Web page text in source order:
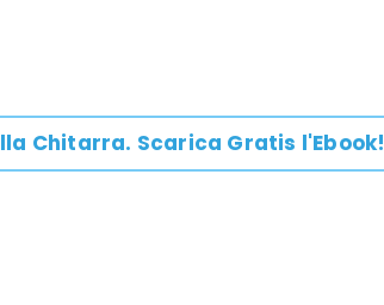
lla Chitarra. Scarica Gratis l'Ebook!